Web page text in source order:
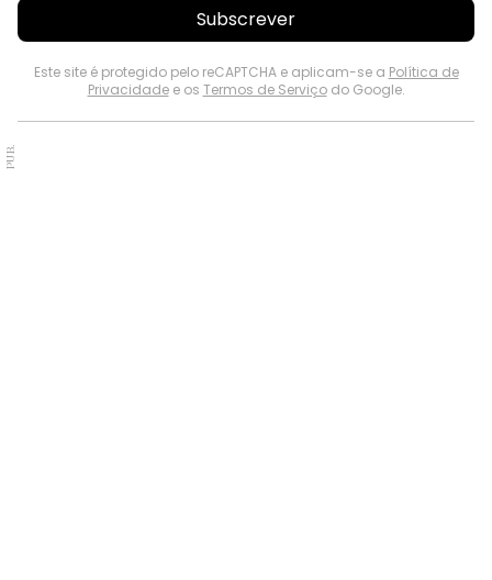
Subscrever
Este site é protegido pelo reCAPTCHA e aplicam-se a Política de
Privacidadee os Termos de Serviçodo Google.
PUB.